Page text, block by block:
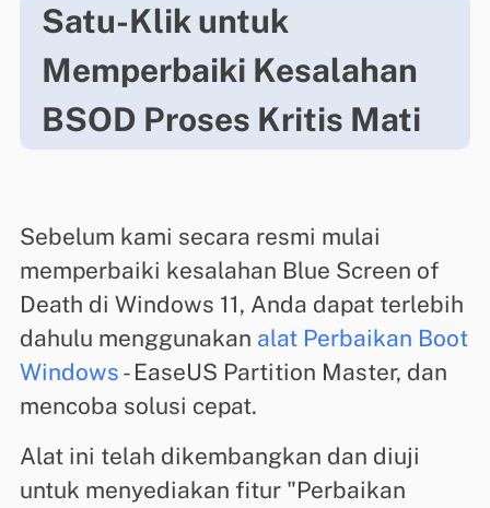
Satu-Klik untuk
Memperbaiki Kesalahan
BSOD Proses Kritis Mati
Sebelum kami secara resmi mulai
memperbaiki kesalahan Blue Screen of
Death di Windows 11, Anda dapat terlebih
dahulu menggunakan alat Perbaikan Boot
Windows - EaseUS Partition Master, dan
mencoba solusi cepat.
Alat ini telah dikembangkan dan diuji
untuk menyediakan fitur "Perbaikan